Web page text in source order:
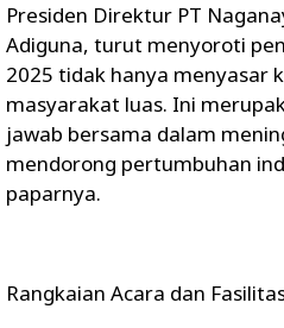
Presiden Direktur PT
Adiguna, turut menyoroti
2025 tidak hanya menyasar
masyarakat luas. Ini
jawab bersama dalam
mendorong pertumbuhan
paparnya.
Rangkaian Acara dan